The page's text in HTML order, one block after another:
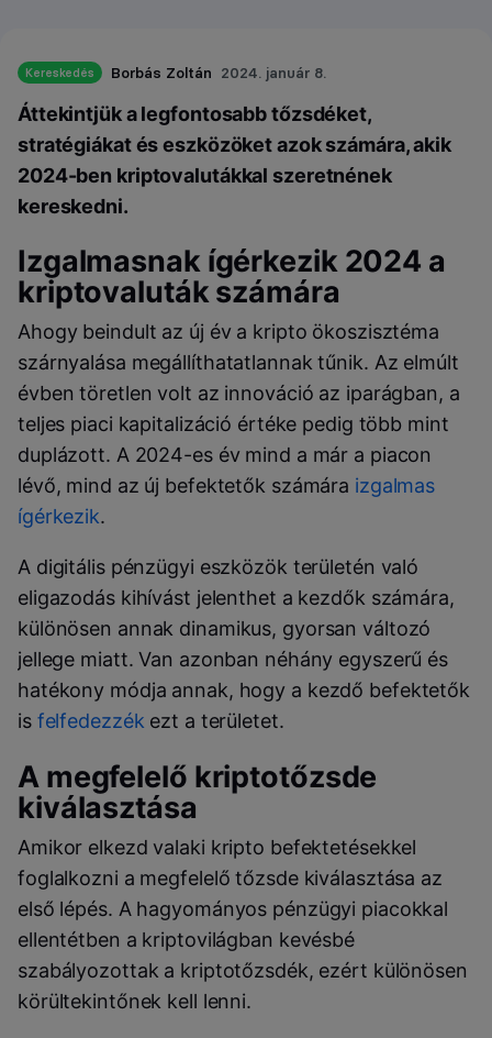
Kereskedés Borbás Zoltán 2024. január 8.
Áttekintjük a legfontosabb tőzsdéket,
stratégiákat és eszközöket azok számára, akik
2024-ben kriptovalutákkal szeretnének
kereskedni.
Izgalmasnak ígérkezik 2024 a
kriptovaluták számára
Ahogy beindult az új év a kripto ökoszisztéma
szárnyalása megállíthatatlannak tűnik. Az elmúlt
évben töretlen volt az innováció az iparágban, a
teljes piaci kapitalizáció értéke pedig több mint
duplázott. A 2024-es év mind a már a piacon
lévő, mind az új befektetők számára izgalmas
ígérkezik.
A digitális pénzügyi eszközök területén való
eligazodás kihívást jelenthet a kezdők számára,
különösen annak dinamikus, gyorsan változó
jellege miatt. Van azonban néhány egyszerű és
hatékony módja annak, hogy a kezdő befektetők
is felfedezzék ezt a területet.
A megfelelő kriptotőzsde
kiválasztása
Amikor elkezd valaki kripto befektetésekkel
foglalkozni a megfelelő tőzsde kiválasztása az
első lépés. A hagyományos pénzügyi piacokkal
ellentétben a kriptovilágban kevésbé
szabályozottak a kriptotőzsdék, ezért különösen
körültekintőnek kell lenni.